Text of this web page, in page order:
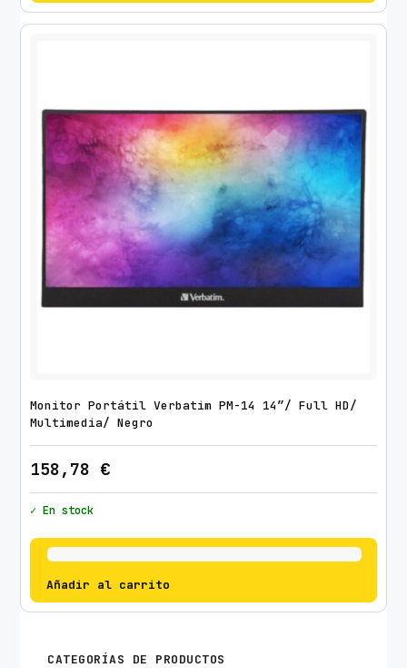
Monitor Portátil Verbatim PM-14 14″/ Full HD/
Multimedia/ Negro
158,78 €
✓ En stock
Añadir al carrito
CATEGORÍAS DE PRODUCTOS